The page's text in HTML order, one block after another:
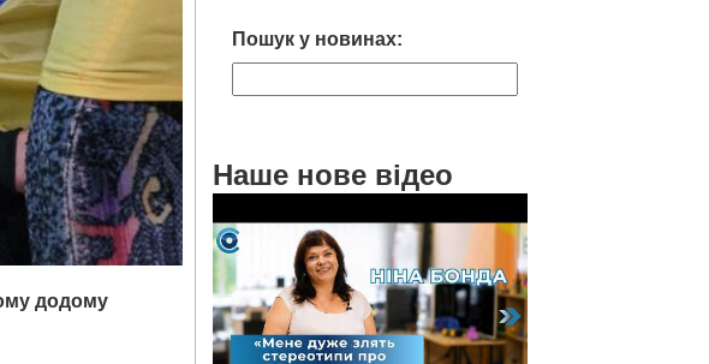
додому
Пошук у новинах:
Наше нове відео